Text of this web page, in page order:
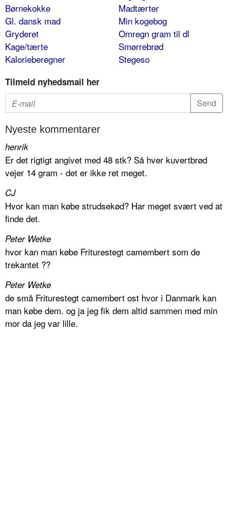
Børnekokke
Gl. dansk mad
Gryderet
Kage/tærte
Kalorieberegner
Madtærter
Min kogebog
Omregn gram til dl
Smørrebrød
Stegeso
Tilmeld nyhedsmail her
Nyeste kommentarer
henrik
Er det rigtigt angivet med 48 stk? Så hver kuvertbrød
vejer 14 gram - det er ikke ret meget.
CJ
Hvor kan man købe strudsekød? Har meget svært ved at
finde det.
Peter Wetke
hvor kan man købe Friturestegt camembert som de
trekantet ??
Peter Wetke
de små Friturestegt camembert ost hvor i Danmark kan
man købe dem. og ja jeg fik dem altid sammen med min
mor da jeg var lille.